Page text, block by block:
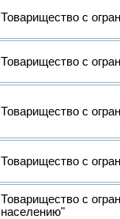
Товарищество с
Товарищество с
Товарищество с
Товарищество с
Товарищество с
населению"